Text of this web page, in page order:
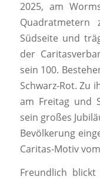
2025, am
Südseite und
der
sein 100.
Schwarz-Rot. Zu
am Freitag und
sein großes
Bevölkerung
Caritas-Motiv
Freundlich